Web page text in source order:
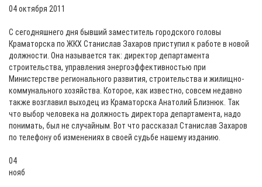
04 октября 2011
С сегодняшнего дня бывший заместитель городского головы
Краматорска по ЖКХ Станислав Захаров приступил к работе в новой
должности. Она называется так: директор департамента
строительства, управления энергоэффективностью при
Министерстве регионального развития, строительства и жилищно-
коммунального хозяйства. Которое, как известно, совсем недавно
также возглавил выходец из Краматорска Анатолий Близнюк. Так
что выбор человека на должность директора департамента, надо
понимать, был не случайным. Вот что рассказал Станислав Захаров
по телефону об изменениях в своей судьбе нашему изданию.
04
нояб